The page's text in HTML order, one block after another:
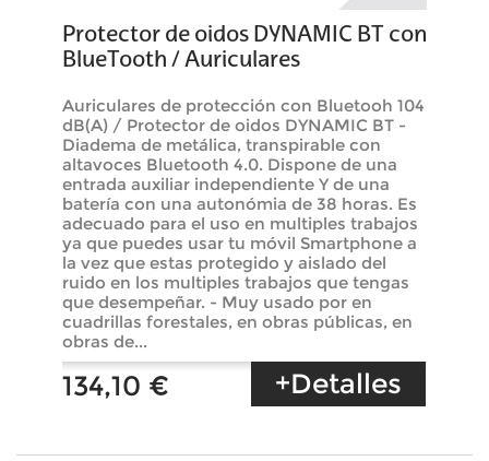
Protector de oidos DYNAMIC BT con
BlueTooth / Auriculares
Auriculares de protección con Bluetooh 104
dB(A) / Protector de oidos DYNAMIC BT -
Diadema de metálica, transpirable con
altavoces Bluetooth 4.0. Dispone de una
entrada auxiliar independiente Y de una
batería con una autonómia de 38 horas. Es
adecuado para el uso en multiples trabajos
ya que puedes usar tu móvil Smartphone a
la vez que estas protegido y aislado del
ruido en los multiples trabajos que tengas
que desempeñar. - Muy usado por en
cuadrillas forestales, en obras públicas, en
obras de...
134,10 € +Detalles